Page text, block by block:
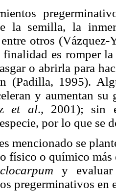
la semilla, la
otros (Vázquez-
finalidad es romper
o abrirla para
(Padilla, 1995).
y aumentan
et al., 2001); sin
por lo que se
mencionado se
físico o químico
y
pregerminativos